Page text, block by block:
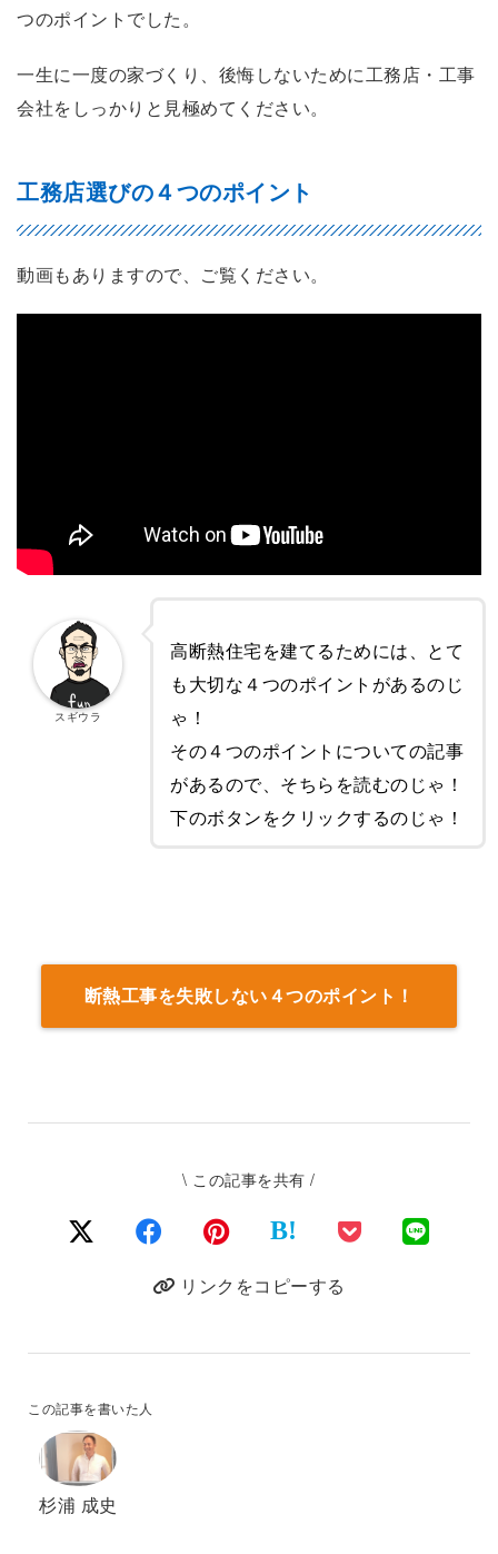
つのポイントでした。
一生に一度の家づくり、後悔しないために工務店・工事
会社をしっかりと見極めてください。
工務店選びの４つのポイント
動画もありますので、ご覧ください。
高断熱住宅を建てるためには、とて
も大切な４つのポイントがあるのじ
ゃ！
その４つのポイントについての記事
があるので、そちらを読むのじゃ！
下のボタンをクリックするのじゃ！
スギウラ
断熱工事を失敗しない４つのポイント！
\ この記事を共有 /
B!
リンクをコピーする
この記事を書いた人
杉浦 成史